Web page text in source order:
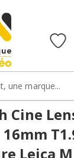
Cine
Leica M